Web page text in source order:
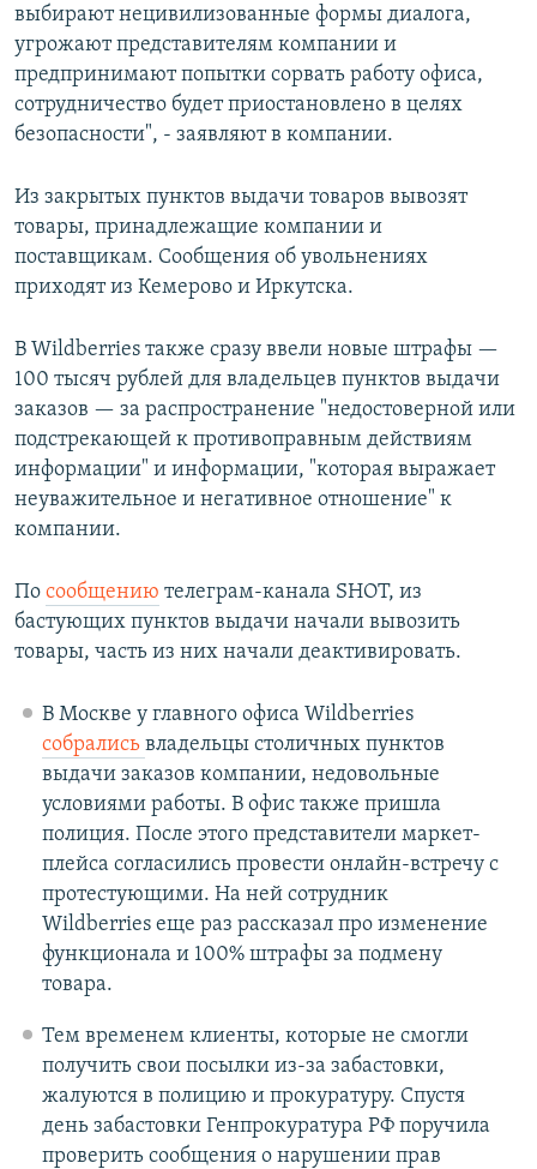
выбирают нецивилизованные формы диалога,
угрожают представителям компании и
предпринимают попытки сорвать работу офиса,
сотрудничество будет приостановлено в целях
безопасности", - заявляют в компании.
Из закрытых пунктов выдачи товаров вывозят
товары, принадлежащие компании и
поставщикам. Сообщения об увольнениях
приходят из Кемерово и Иркутска.
В Wildberries также сразу ввели новые штрафы —
100 тысяч рублей для владельцев пунктов выдачи
заказов — за распространение "недостоверной или
подстрекающей к противоправным действиям
информации" и информации, "которая выражает
неуважительное и негативное отношение" к
компании.
По сообщению телеграм-канала SHOT, из
бастующих пунктов выдачи начали вывозить
товары, часть из них начали деактивировать.
В Москве у главного офиса Wildberries
собрались владельцы столичных пунктов
выдачи заказов компании, недовольные
условиями работы. В офис также пришла
полиция. После этого представители маркет-
плейса согласились провести онлайн-встречу с
протестующими. На ней сотрудник
Wildberries еще раз рассказал про изменение
функционала и 100% штрафы за подмену
товара.
Тем временем клиенты, которые не смогли
получить свои посылки из-за забастовки,
жалуются в полицию и прокуратуру. Спустя
день забастовки Генпрокуратура РФ поручила
проверить сообщения о нарушении прав